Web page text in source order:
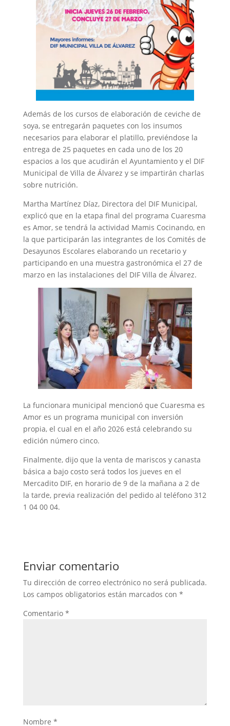
Además de los cursos de elaboración de ceviche de
soya, se entregarán paquetes con los insumos
necesarios para elaborar el platillo, previéndose la
entrega de 25 paquetes en cada uno de los 20
espacios a los que acudirán el Ayuntamiento y el DIF
Municipal de Villa de Álvarez y se impartirán charlas
sobre nutrición.
Martha Martínez Díaz, Directora del DIF Municipal,
explicó que en la etapa final del programa Cuaresma
es Amor, se tendrá la actividad Mamis Cocinando, en
la que participarán las integrantes de los Comités de
Desayunos Escolares elaborando un recetario y
participando en una muestra gastronómica el 27 de
marzo en las instalaciones del DIF Villa de Álvarez.
La funcionara municipal mencionó que Cuaresma es
Amor es un programa municipal con inversión
propia, el cual en el año 2026 está celebrando su
edición número cinco.
Finalmente, dijo que la venta de mariscos y canasta
básica a bajo costo será todos los jueves en el
Mercadito DIF, en horario de 9 de la mañana a 2 de
la tarde, previa realización del pedido al teléfono 312
1 04 00 04.
Enviar comentario
Tu dirección de correo electrónico no será publicada.
Los campos obligatorios están marcados con *
Comentario *
Nombre *